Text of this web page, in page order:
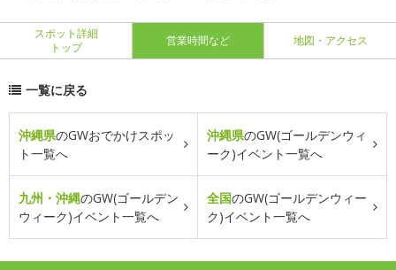
スポット詳細
トップ
営業時間など 地図・アクセス
一覧に戻る
沖縄県のGWおでかけスポッ
ト一覧へ
沖縄県のGW(ゴールデンウィ
ーク)イベント一覧へ
九州・沖縄のGW(ゴールデン
ウィーク)イベント一覧へ
全国のGW(ゴールデンウィー
ク)イベント一覧へ